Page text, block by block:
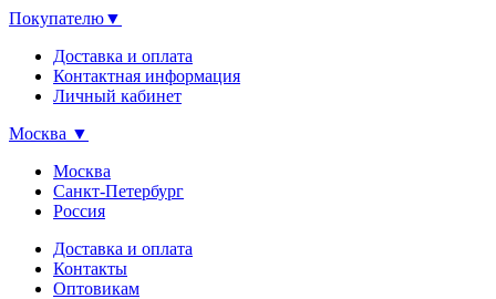
Покупателю▼
Доставка и оплата
Контактная информация
Личный кабинет
Москва ▼
Москва
Санкт-Петербург
Россия
Доставка и оплата
Контакты
Оптовикам